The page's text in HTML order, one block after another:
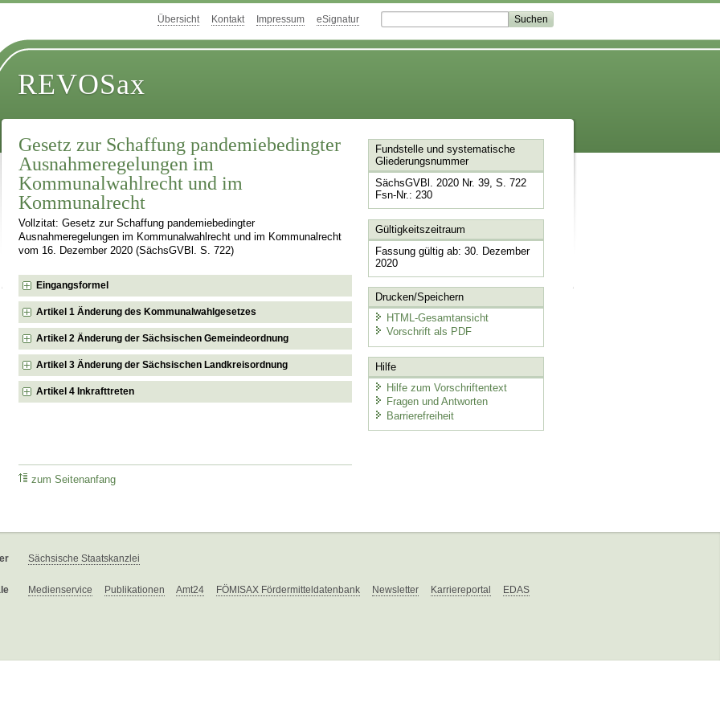
Übersicht Kontakt Impressum eSignatur
REVOSax
Gesetz zur Schaffung pandemiebedingter
Ausnahmeregelungen im
Kommunalwahlrecht und im
Kommunalrecht
Vollzitat: Gesetz zur Schaffung pandemiebedingter
Ausnahmeregelungen im Kommunalwahlrecht und im Kommunalrecht
vom 16. Dezember 2020 (SächsGVBl. S. 722)
Eingangsformel
Artikel 1 Änderung des Kommunalwahlgesetzes
Artikel 2 Änderung der Sächsischen Gemeindeordnung
Artikel 3 Änderung der Sächsischen Landkreisordnung
Artikel 4 Inkrafttreten
zum Seitenanfang
Fundstelle und systematische
Gliederungsnummer
SächsGVBl. 2020 Nr. 39, S. 722
Fsn-Nr.: 230
Gültigkeitszeitraum
Fassung gültig ab: 30. Dezember
2020
Drucken/Speichern
HTML-Gesamtansicht
Vorschrift als PDF
Hilfe
Hilfe zum Vorschriftentext
Fragen und Antworten
Barrierefreiheit
Sächsische Staatskanzlei
Medienservice Publikationen Amt24 FÖMISAX Fördermitteldatenbank Newsletter Karriereportal EDAS